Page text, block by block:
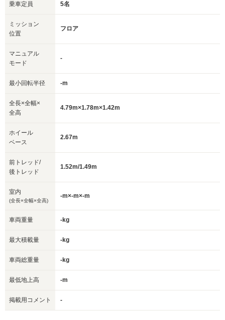
乗車定員 5名
ミッション
位置
フロア
マニュアル
モード
-
最小回転半径 -m
全長×全幅×
全高
4.79m×1.78m×1.42m
ホイール
ベース
2.67m
前トレッド/
後トレッド
1.52m/1.49m
室内
(全長×全幅×全高)
-m×-m×-m
車両重量 -kg
最大積載量 -kg
車両総重量 -kg
最低地上高 -m
掲載用コメント -